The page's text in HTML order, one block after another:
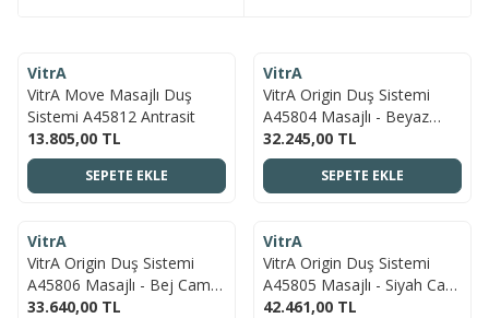
YENI
VitrA
VitrA Move Masajlı Duş
Sistemi A45812 Antrasit
13.805,00 TL
SEPETE EKLE
YENI
VitrA
VitrA Origin Duş Sistemi
A45804 Masajlı - Beyaz
Cam - Krom
32.245,00 TL
SEPETE EKLE
YENI
ÜCRETSIZ KARGO
VitrA
VitrA Origin Duş Sistemi
A45806 Masajlı - Bej Cam -
Siyah
33.640,00 TL
YENI
ÜCRETSIZ KARGO
VitrA
VitrA Origin Duş Sistemi
A45805 Masajlı - Siyah Cam
- Bakır
42.461,00 TL